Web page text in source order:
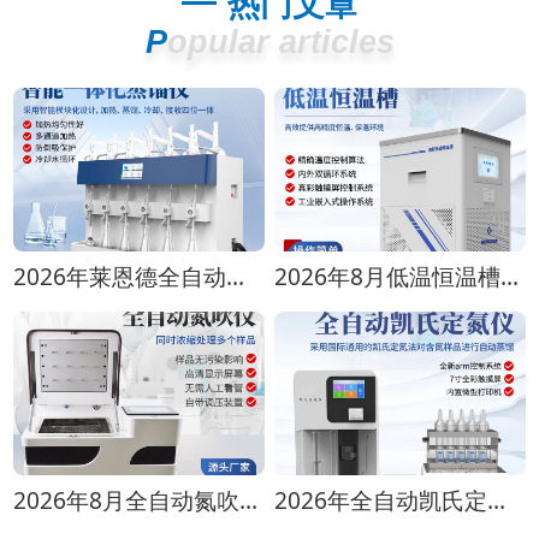
Popular articles
2026年莱恩德全自动蒸馏仪全型号对比选购指南 2026年8月低温恒温槽选购攻略 全生命周期成本对比
2026年8月全自动氮吹仪选购指南：各行业适配方案推荐 2026年全自动凯氏定氮仪选购指南 实验室选型全攻略